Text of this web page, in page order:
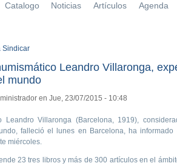
Catalogo Noticias Artículos Agenda
usted aquí
Leandro Villaronga,
mundo
en Jue, 23/07/2015 - 10:48
Leandro Villaronga (Barcelona, 1919),
falleció el lunes en Barcelona, ha
miércoles.
23 tres libros y más de 300 artículos en el